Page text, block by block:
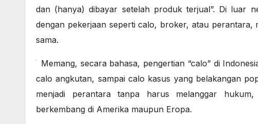
dan (hanya) dibayar setelah produk terjual”. Di luar
dengan pekerjaan seperti calo, broker, atau
sama.
Memang, secara bahasa, pengertian “calo” di
calo angkutan, sampai calo kasus yang belakangan
menjadi perantara tanpa harus melanggar
berkembang di Amerika maupun Eropa.